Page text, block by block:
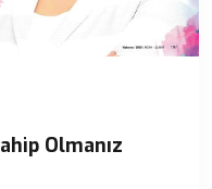
Olmanız